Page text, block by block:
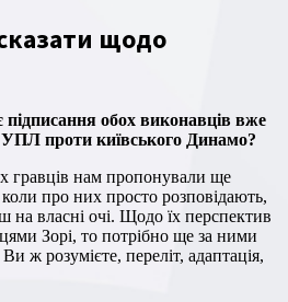
щодо
УПЛ проти київського Динамо?
про них просто розповідають,
на власні очі. Щодо їх перспектив
Зорі, то потрібно ще за ними
ж розумієте, переліт, адаптація,